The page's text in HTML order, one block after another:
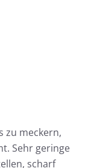
zu meckern,
Sehr geringe
scharf